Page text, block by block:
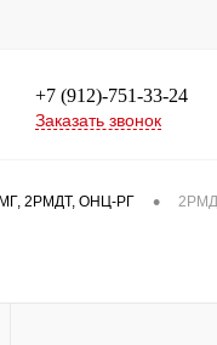
+7 (912)-751-33-24
Заказать звонок
2РМДТ, ОНЦ-РГ •